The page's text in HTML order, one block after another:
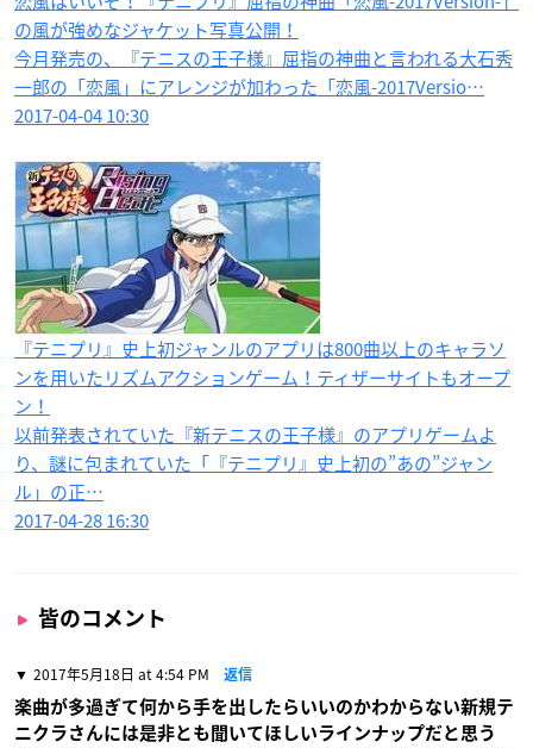
の風が強めなジャケット写真公開！
今月発売の、『テニスの王子様』屈指の神曲と言われる大石秀
一郎の「恋風」にアレンジが加わった「恋風-2017Versio…
2017-04-04 10:30
『テニプリ』史上初ジャンルのアプリは800曲以上のキャラソ
ンを用いたリズムアクションゲーム！ティザーサイトもオープ
ン！
以前発表されていた『新テニスの王子様』のアプリゲームよ
り、謎に包まれていた「『テニプリ』史上初の”あの”ジャン
ル」の正…
2017-04-28 16:30
皆のコメント
2017年5月18日 at 4:54 PM 返信
楽曲が多過ぎて何から手を出したらいいのかわからない新規テ
ニクラさんには是非とも聞いてほしいラインナップだと思う